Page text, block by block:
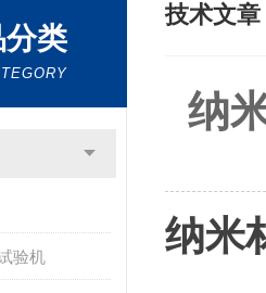
分类
验机
技术文章
纳
纳米